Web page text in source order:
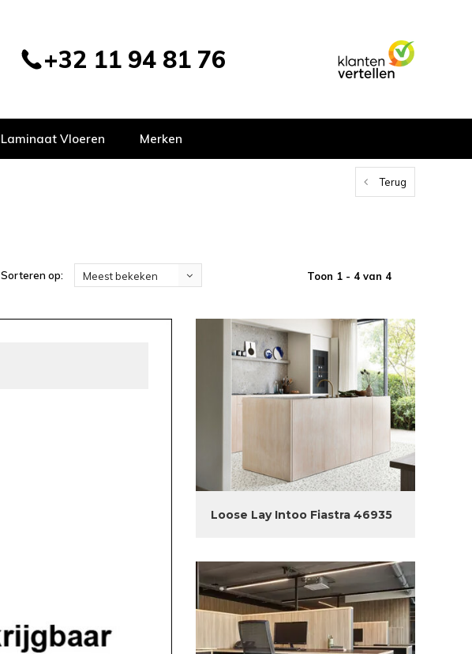
+32 11 94 81 76
Laminaat Vloeren Merken
Terug
Sorteren op: Meest bekeken Toon 1 - 4 van 4
Loose Lay Intoo Fiastra 46935